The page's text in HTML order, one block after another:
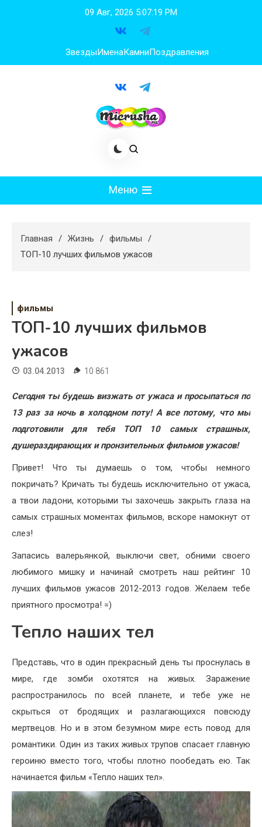
09 Авг, 2026 5:07:21 PM
ЗвездыИменаКамниПоздравления
Меню
Худеем
Свадьба
Жизнь
Хобби
Красота
Недвижимость
Главная Жизнь
фильмы
ТОП-10 лучших фильмов ужасов
фильмы
ТОП-10 лучших фильмов
ужасов
03.04.2013 10 861
Сегодня ты будешь визжать от ужаса и просыпаться по
13 раз за ночь в холодном поту! А все потому, что мы
подготовили для тебя ТОП 10 самых страшных,
душераздирающих и пронзительных фильмов ужасов!
Привет! Что ты думаешь о том, чтобы немного
покричать? Кричать ты будешь исключительно от ужаса,
а твои ладони, которыми ты захочешь закрыть глаза на
самых страшных моментах фильмов, вскоре намокнут от
слез!
Запасись валерьянкой, выключи свет, обними своего
любимого мишку и начинай смотреть наш рейтинг 10
лучших фильмов ужасов 2012-2013 годов. Желаем тебе
приятного просмотра! =)
Тепло наших тел
Представь, что в один прекрасный день ты проснулась в
мире, где зомби охотятся на живых. Заражение
распространилось по всей планете, и тебе уже не
скрыться от бродящих и разлагающихся повсюду
мертвецов. Но и в этом безумном мире есть повод для
романтики. Один из таких живых трупов спасает главную
героиню вместо того, чтобы плотно пообедать ею. Так
начинается фильм «Тепло наших тел».